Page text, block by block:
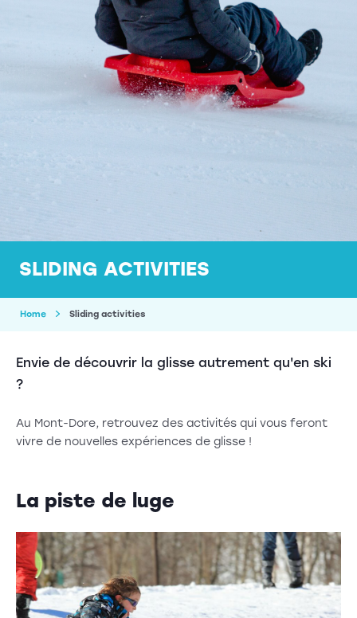
SLIDING ACTIVITIES
Home Sliding activities
Envie de découvrir la glisse autrement qu'en ski
?
Au Mont-Dore, retrouvez des activités qui vous feront
vivre de nouvelles expériences de glisse !
La piste de luge